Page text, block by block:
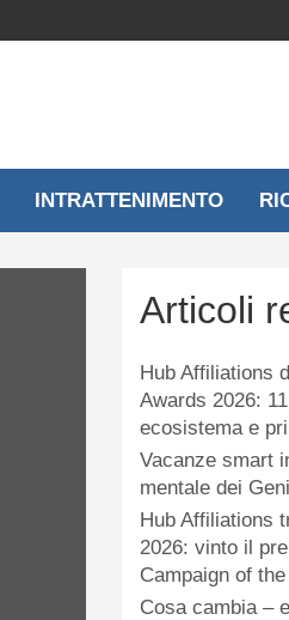
INTRATTENIMENTO
Articoli
Hub Affiliations
Awards 2026:
ecosistema e
Vacanze smart
mentale dei
Hub Affiliations
2026: vinto il
Campaign of the
Cosa cambia –